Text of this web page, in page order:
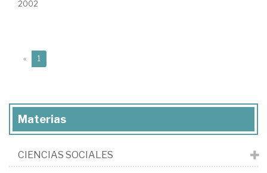
2002
« 1
Materias
CIENCIAS SOCIALES